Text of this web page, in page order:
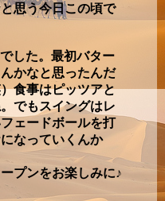
思う今日この頃で
した。最初バター
かなと思ったんだ
食事はピッツアと
でもスイングはレ
ェードボールを打
なっていくんか
プンをお楽しみに♪